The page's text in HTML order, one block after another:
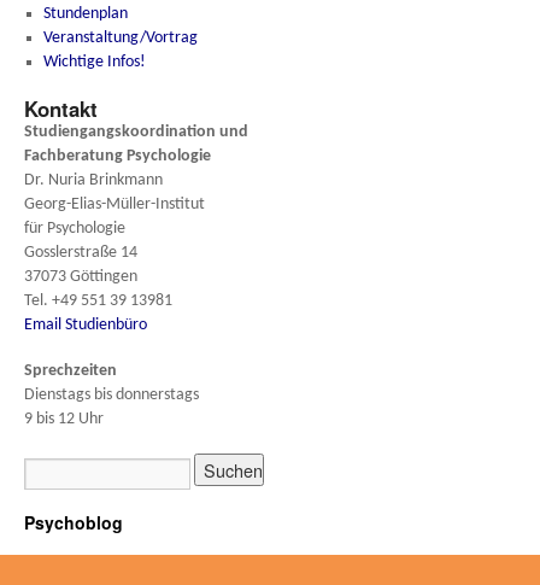
Stundenplan
Veranstaltung/Vortrag
Wichtige Infos!
Kontakt
Studiengangskoordination und
Fachberatung Psychologie
Dr. Nuria Brinkmann
Georg-Elias-Müller-Institut
für Psychologie
Gosslerstraße 14
37073 Göttingen
Tel. +49 551 39 13981
Email Studienbüro
Sprechzeiten
Dienstags bis donnerstags
9 bis 12 Uhr
Psychoblog